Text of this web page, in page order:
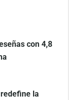
con 4,8
la